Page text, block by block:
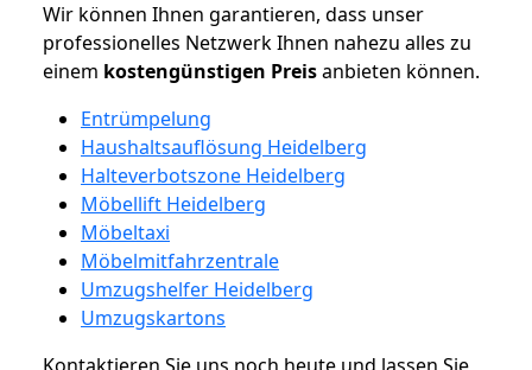
Wir können Ihnen garantieren, dass unser
professionelles Netzwerk Ihnen nahezu alles zu
einem kostengünstigen Preisanbieten können.
Entrümpelung
Haushaltsauflösung Heidelberg
Halteverbotszone Heidelberg
Möbellift Heidelberg
Möbeltaxi
Möbelmitfahrzentrale
Umzugshelfer Heidelberg
Umzugskartons